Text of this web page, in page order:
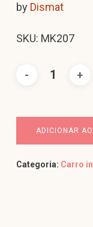
by Dismat
SKU: MK207
ADICIONAR
Categoria: Carro